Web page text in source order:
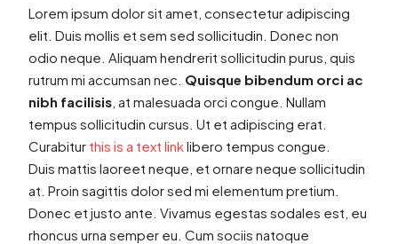
Lorem ipsum dolor sit amet, consectetur adipiscing
elit. Duis mollis et sem sed sollicitudin. Donec non
odio neque. Aliquam hendrerit sollicitudin purus, quis
rutrum mi accumsan nec. Quisque bibendum orci ac
nibh facilisis , at malesuada orci congue. Nullam
tempus sollicitudin cursus. Ut et adipiscing erat.
Curabitur this is a text linklibero tempus congue.
Duis mattis laoreet neque, et ornare neque sollicitudin
at. Proin sagittis dolor sed mi elementum pretium.
Donec et justo ante. Vivamus egestas sodales est, eu
rhoncus urna semper eu. Cum sociis natoque